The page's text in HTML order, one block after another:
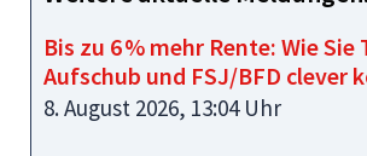
Bis zu 6 % mehr Rente: Wie
Aufschub und FSJ/BFD clever
8. August 2026, 13:04 Uhr